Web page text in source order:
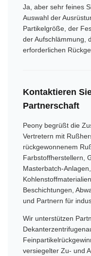
Ja, aber sehr feines
Auswahl der
Partikelgröße, der
der Aufschlämmung,
erforderlichen
Kontaktieren
Partnerschaft
Peony begrüßt die
Vertretern mit
rückgewonnenem
Farbstoffherstellern,
Masterbatch-
Beschichtungen,
und Partnern für
Wir unterstützen
versiegelter Zu- und